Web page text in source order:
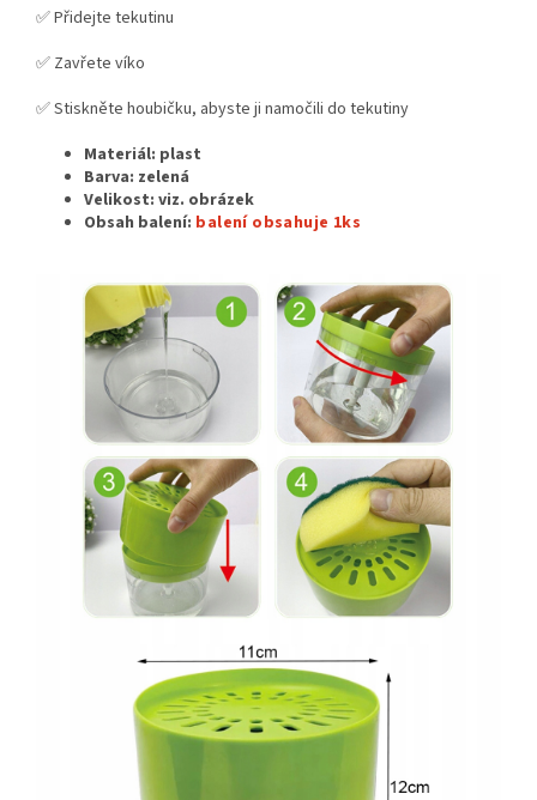
✅ Přidejte tekutinu
✅ Zavřete víko
✅ Stiskněte houbičku, abyste ji namočili do tekutiny
Materiál: plast
Barva: zelená
Velikost: viz. obrázek
Obsah balení: balení obsahuje 1ks